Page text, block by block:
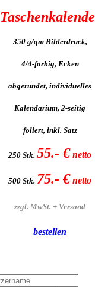
350 g/qm Bilderdruck,
4/4-farbig, Ecken
abgerundet, individuelles
Kalendarium, 2-seitig
foliert, inkl. Satz
250 Stk. 55.- € netto
500 Stk. 75.- € netto
zzgl. MwSt. + Versand
bestellen